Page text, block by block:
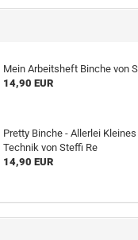
Mein Arbeitsheft Binche von
14,90 EUR
Pretty Binche - Allerlei
Technik von Steffi Re
14,90 EUR